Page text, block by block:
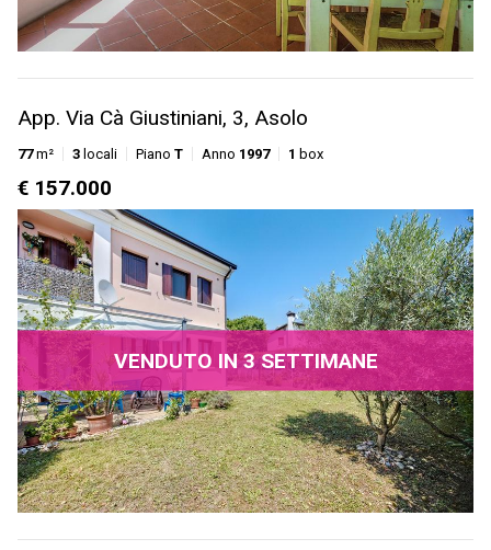
App. Via Cà Giustiniani, 3, Asolo
77m² 3 locali Piano T Anno 1997 1 box
€ 157.000
VENDUTO IN 3 SETTIMANE